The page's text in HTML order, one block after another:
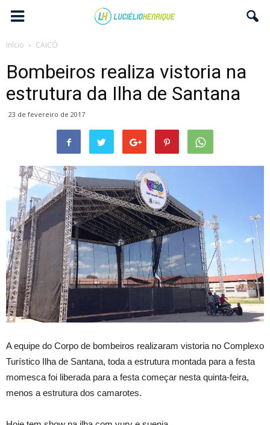
Início CAICÓ
Bombeiros realiza vistoria na
estrutura da Ilha de Santana
23 de fevereiro de 2017
A equipe do Corpo de bombeiros realizaram vistoria no Complexo
Turístico Ilha de Santana, toda a estrutura montada para a festa
momesca foi liberada para a festa começar nesta quinta-feira,
menos a estrutura dos camarotes.